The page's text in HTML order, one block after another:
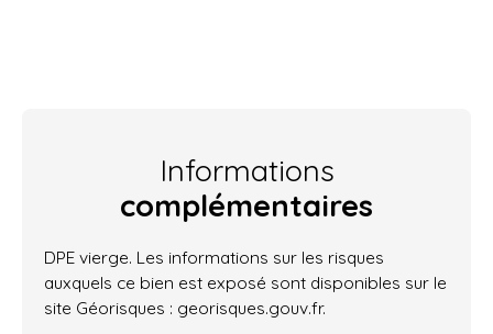
Informations
complémentaires
DPE vierge. Les informations sur les risques
auxquels ce bien est exposé sont disponibles sur le
site Géorisques : georisques.gouv.fr.